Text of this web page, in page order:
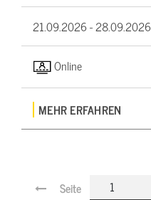
21.09.2026 -28.09.2026
Online
MEHR ERFAHREN
Seite